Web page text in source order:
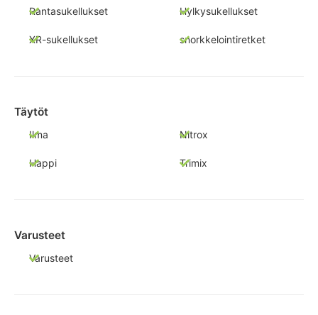
Rantasukellukset Hylkysukellukset
XR-sukellukset snorkkelointiretket
Täytöt
Ilma Nitrox
Happi Trimix
Varusteet
Varusteet